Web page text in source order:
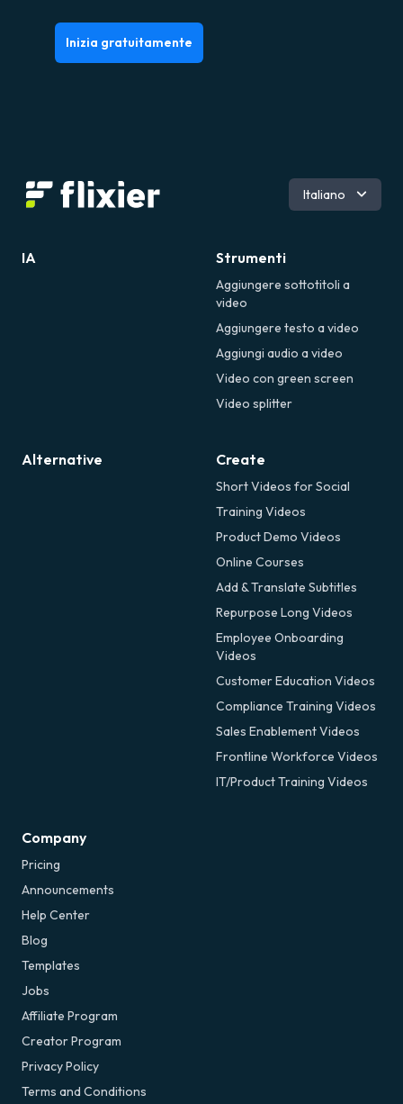
Inizia gratuitamente
Inglese
Română
Italiano
IA Strumenti
Aggiungere sottotitoli a
video
Aggiungere testo a video
Aggiungi audio a video
Video con green screen
Video splitter
Alternative Create
Short Videos for Social
Training Videos
Product Demo Videos
Online Courses
Add & Translate Subtitles
Repurpose Long Videos
Employee Onboarding
Videos
Customer Education Videos
Compliance Training Videos
Sales Enablement Videos
Frontline Workforce Videos
IT/Product Training Videos
Company
Pricing
Announcements
Help Center
Blog
Templates
Jobs
Affiliate Program
Creator Program
Privacy Policy
Terms and Conditions